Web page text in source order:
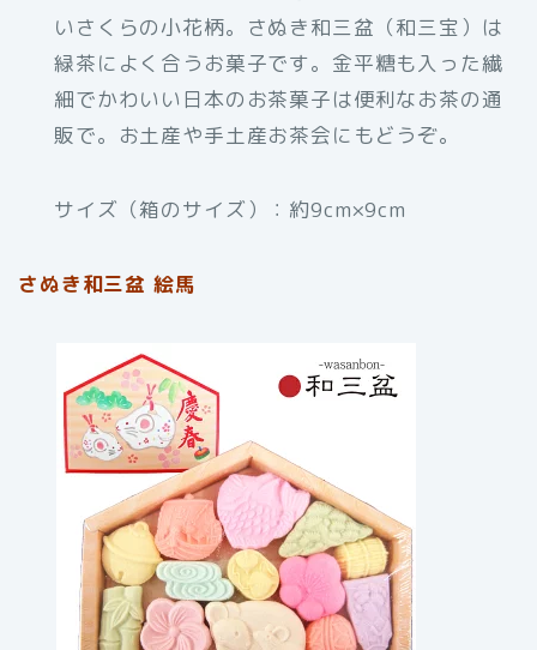
いさくらの小花柄。さぬき和三盆（和三宝）は
緑茶によく合うお菓子です。金平糖も入った繊
細でかわいい日本のお茶菓子は便利なお茶の通
販で。お土産や手土産お茶会にもどうぞ。
サイズ（箱のサイズ）：約9cm×9cm
さぬき和三盆 絵馬